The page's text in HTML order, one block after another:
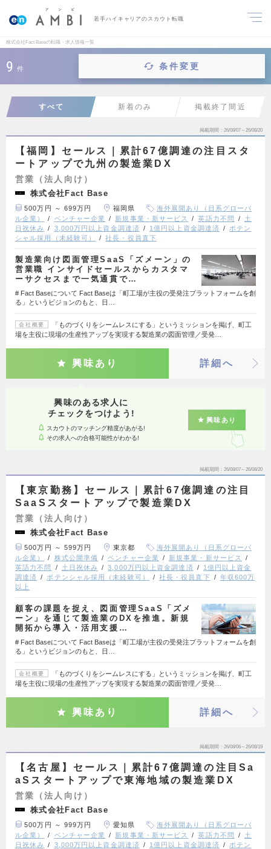
若手ハイキャリアのスカウト転職
株式会社Fact Baseの転職・求人情報一覧
9 件 条件変更
すべて 新着のみ 掲載終了間近
掲載期間 26/08/07～26/08/20
【福岡】セールス｜累計67億調達の注目スタ
ートアップで九州の製造業DX
営業（法人向け）
株式会社Fact Base
500万円 ～ 699万円 福岡県
海外展開あり（日系グローバ
ル企業）
ベンチャー企業 新規事業・新サービス 英語力不問
土
日祝休み
3,000万円以上資金調達済 1億円以上資金調達済
ポテン
シャル採用（未経験可）
社長・役員直下
製造業向け図面管理SaaS「ズメーン」の
営業職 インサイドセールスからカスタマ
ーサクセスまで一気通貫で…
# Fact Baseについて Fact Baseは「町工場が主役の受発注プラットフォームを創
る」というビジョンのもと、日…
会社概要
「ものづくりをシームレスにする」というミッションを掲げ、町工
場を主役に現場の生産性アップを実現する製造業の図面管理／受発…
興味あり 詳細へ
興味のある求人に
チェックをつけよう!
スカウトのマッチング精度があがる!
その求人への合格可能性がわかる!
興味あり
掲載期間 26/08/07～26/08/20
【東京勤務】セールス｜累計67億調達の注目
SaaSスタートアップで製造業DX
営業（法人向け）
株式会社Fact Base
500万円 ～ 599万円 東京都
海外展開あり（日系グローバ
ル企業）
株式公開準備 ベンチャー企業
新規事業・新サービス
英語力不問
土日祝休み 3,000万円以上資金調達済
1億円以上資金
調達済
ポテンシャル採用（未経験可） 社長・役員直下
年収600万
以上
顧客の課題を捉え、図面管理SaaS「ズメ
ーン」を通じて製造業のDXを推進。新規
開拓から導入・活用支援…
# Fact Baseについて Fact Baseは「町工場が主役の受発注プラットフォームを創
る」というビジョンのもと、日…
会社概要
「ものづくりをシームレスにする」というミッションを掲げ、町工
場を主役に現場の生産性アップを実現する製造業の図面管理／受発…
興味あり 詳細へ
掲載期間 26/08/06～26/08/19
【名古屋】セールス｜累計67億調達の注目Sa
aSスタートアップで東海地域の製造業DX
営業（法人向け）
株式会社Fact Base
500万円 ～ 999万円 愛知県
海外展開あり（日系グローバ
ル企業）
ベンチャー企業 新規事業・新サービス 英語力不問
土
日祝休み
3,000万円以上資金調達済 1億円以上資金調達済
ポテン